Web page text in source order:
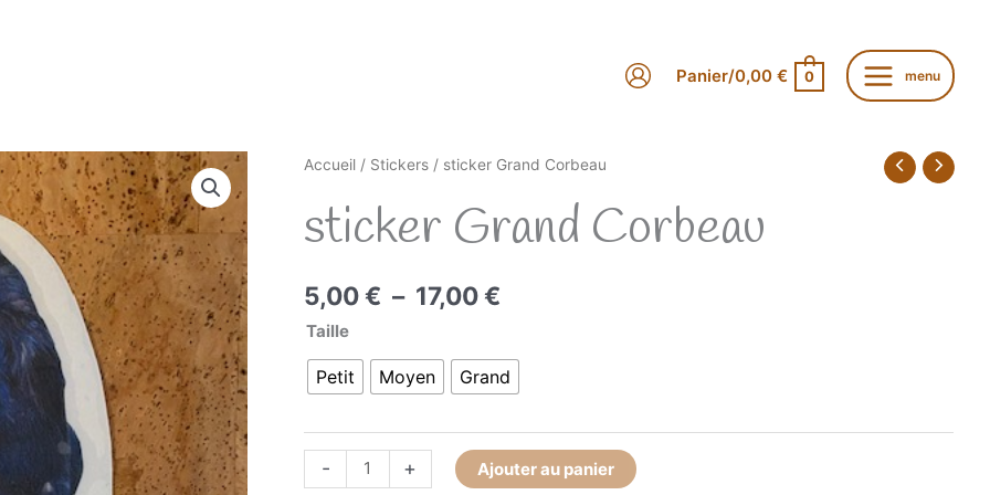
Panier/0,00€ 0 menu
Accueil / Stickers / sticker Grand Corbeau
sticker Grand Corbeau
5,00€ – 17,00€
5,00 €
à
17,00 €
Taille
Petit Moyen Grand
-
quantité
de
+ Ajouter au panier